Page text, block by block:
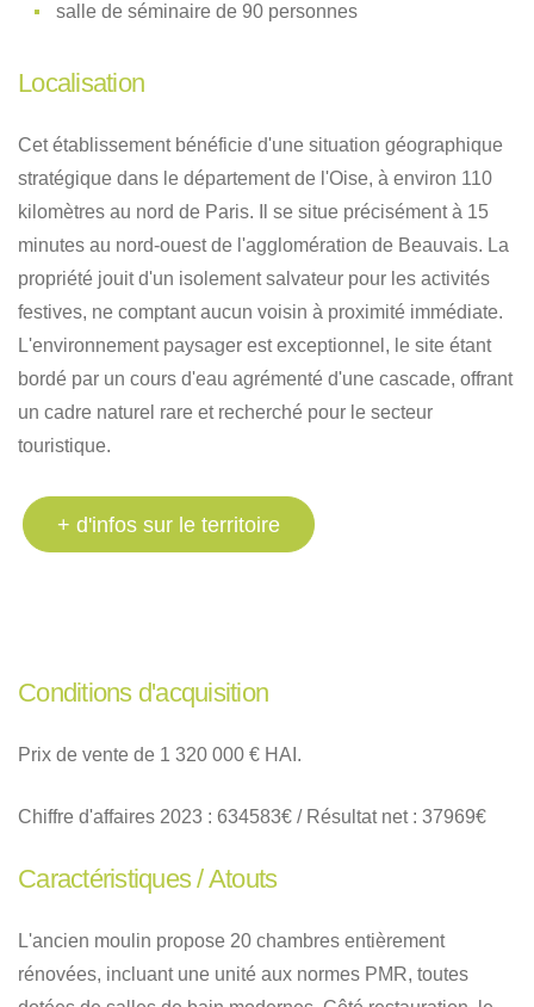
salle de séminaire de 90 personnes
Localisation
Cet établissement bénéficie d'une situation géographique
stratégique dans le département de l'Oise, à environ 110
kilomètres au nord de Paris.
Il se situe précisément à 15
minutes au nord-ouest de l'agglomération de Beauvais. La
propriété jouit d'un isolement salvateur pour les activités
festives, ne comptant aucun voisin à proximité immédiate.
L'environnement paysager est exceptionnel, le site étant
bordé par un cours d'eau agrémenté d'une cascade, offrant
un cadre naturel rare et recherché pour le secteur
touristique.
+ d'infos sur le territoire
Conditions d'acquisition
Prix de vente de 1 320 000 € HAI .
Chiffre d'affaires 2023 : 634583€ / Résultat net : 37969€
Caractéristiques / Atouts
L'ancien moulin propose 20 chambres entièrement
rénovées, incluant une unité aux normes PMR, toutes